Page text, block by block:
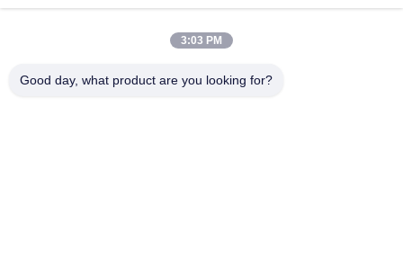
INNE PRODUKTY
3:03 PM
Good day, what product are you looking for?